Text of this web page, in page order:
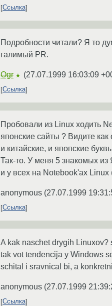
Ссылка
Подробности читали? Я то
галимый PR.
Ogr ★ (27.07.1999 16:03:09
Ссылка
Пробовали из Linux ходить
японские сайты ? Видите как
и китайские, и япопские
Так-то. У меня 5 знакомых из
и у всех на Notebook'ах Linux
anonymous (27.07.1999
Ссылка
A kak naschet drygih
tak vot tendencija y Windows
schital i sravnical bi, a
anonymous (27.07.1999
Ссылка